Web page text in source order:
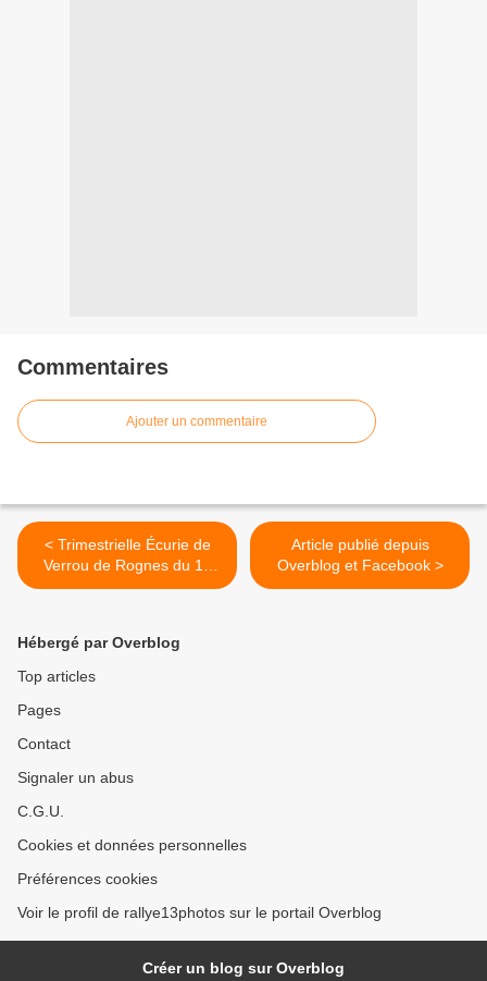
Commentaires
Ajouter un commentaire
< Trimestrielle Écurie de
Verrou de Rognes du 18
mai 2024
Article publié depuis
Overblog et Facebook >
Hébergé par Overblog
Top articles
Pages
Contact
Signaler un abus
C.G.U.
Cookies et données personnelles
Préférences cookies
Voir le profil de rallye13photos sur le portail Overblog
Créer un blog sur Overblog